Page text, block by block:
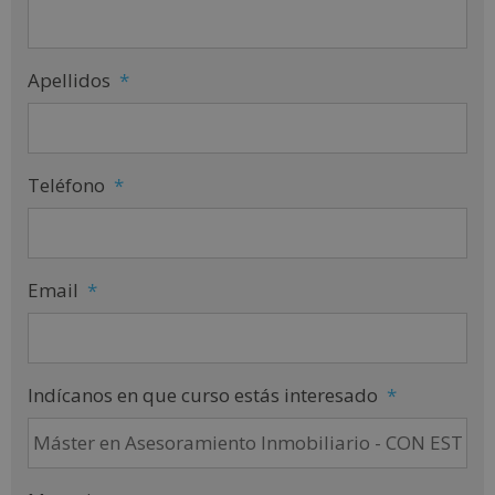
Apellidos *
Teléfono *
Email *
Indícanos en que curso estás interesado *